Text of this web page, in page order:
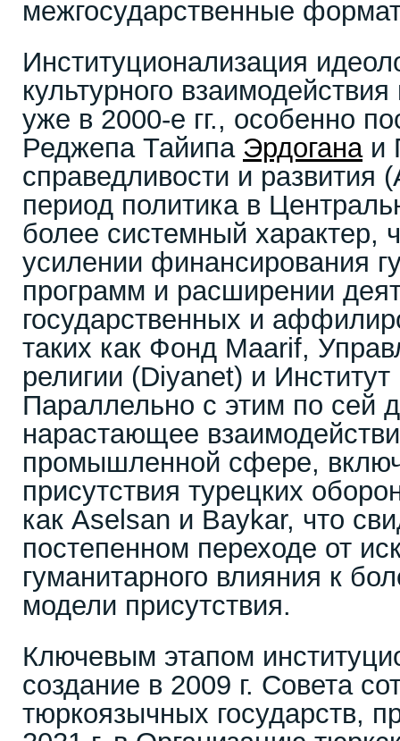
межгосударственные
Институционализация
культурного
уже в 2000-е гг., особенно
Реджепа Тайипа Эрдоганаи
справедливости и развития
период политика в
более системный характер,
усилении финансирования
программ и расширении
государственных и
таких как Фонд Maarif,
религии (Diyanet) и
Параллельно с этим по сей
нарастающее
промышленной сфере,
присутствия турецких
как Aselsan и Baykar, что
постепенном переходе от
гуманитарного влияния к
модели присутствия.
Ключевым этапом
создание в 2009 г. Совета
тюркоязычных государств,